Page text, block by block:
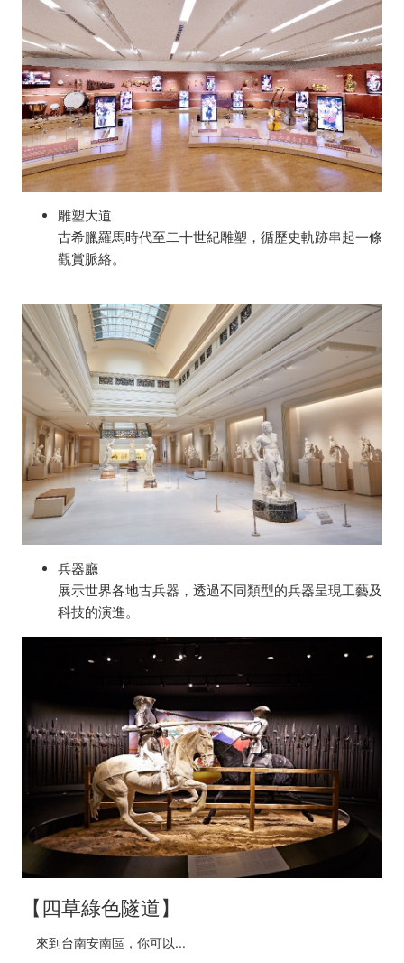
雕塑大道
古希臘羅馬時代至二十世紀雕塑，循歷史軌跡串起一條
觀賞脈絡。
兵器廳
展示世界各地古兵器，透過不同類型的兵器呈現工藝及
科技的演進。
【四草綠色隧道】
來到台南安南區，你可以...